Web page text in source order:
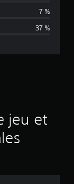
n
d
a
7 %
37 %
jeu et